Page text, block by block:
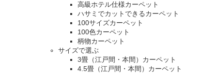
高級ホテル仕様カーペット
ハサミでカットできるカーペット
100サイズカーペット
100色カーペット
柄物カーペット
サイズで選ぶ
3畳（江戸間・本間）カーペット
4.5畳（江戸間・本間）カーペット